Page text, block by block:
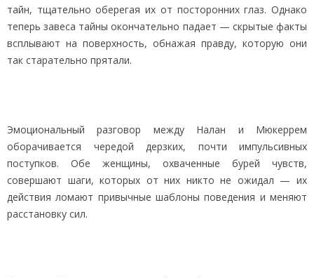
тайн, тщательно оберегая их от посторонних глаз. Однако
теперь завеса тайны окончательно падает — скрытые факты
всплывают на поверхность, обнажая правду, которую они
так старательно прятали.
Эмоциональный разговор между Налан и Мюкеррем
оборачивается чередой дерзких, почти импульсивных
поступков. Обе женщины, охваченные бурей чувств,
совершают шаги, которых от них никто не ожидал — их
действия ломают привычные шаблоны поведения и меняют
расстановку сил.